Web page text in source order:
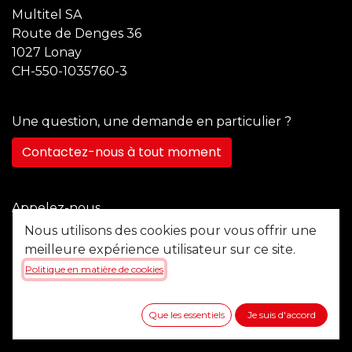
Multitel SA
Route de Denges 36
1027 Lonay
CH-550-1035760-3
Une question, une demande en particulier ?
Contactez-nous à tout moment
Appelez-nous
+41 21 355 22 45
Envoyez-nous un message
Nous utilisons des cookies pour vous offrir une
meilleure expérience utilisateur sur ce site.
Politique en matière de cookies
Que les essentiels Je suis d'accord